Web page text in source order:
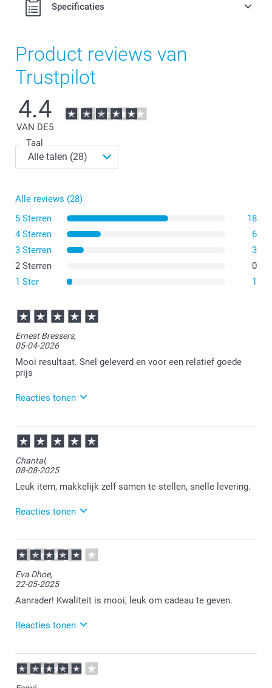
Specificaties
Product reviews van
Trustpilot
4.4
VAN DE5
Taal
Alle reviews (28)
5 Sterren
18
4 Sterren
6
3 Sterren
3
2 Sterren
0
1 Ster
1
Ernest Bressers,
05-04-2026
Mooi resultaat. Snel geleverd en voor een relatief goede
prijs
Reacties tonen
07-04-2026
15:16
Bedankt voor je bericht.
Veel plezier van de bloempot!
Chantal,
08-08-2025
Leuk item, makkelijk zelf samen te stellen, snelle levering.
Reacties tonen
11-08-2025
11:19
Bedankt voor je review. Wat leuk om te horen dat je
zo tevreden bent over de ontvangen bloempot. Heel
veel plezier ervan en wellicht tot een volgende keer!
Eva Dhoe,
22-05-2025
Aanrader! Kwaliteit is mooi, leuk om cadeau te geven.
Reacties tonen
23-05-2025
13:41
Bedankt voor je review. Fijn dat je tevreden bent met